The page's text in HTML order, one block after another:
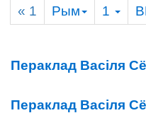
« 1 Рым 1
Пераклад Васіля
Пераклад Васіля